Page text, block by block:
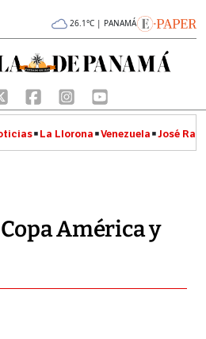
26.1°C | PANAMÁ
La Llorona Venezuela José
América y